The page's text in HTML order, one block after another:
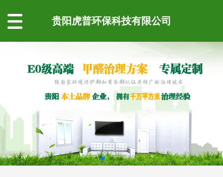
贵阳虎普环保科技有限公司